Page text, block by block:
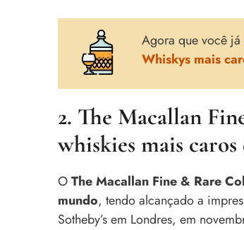
Agora que você
Whiskys mais
2. The Macallan
whiskies mais
OThe Macallan Fine & Rare
mundo, tendo alcançado a
Sotheby’s em Londres, em